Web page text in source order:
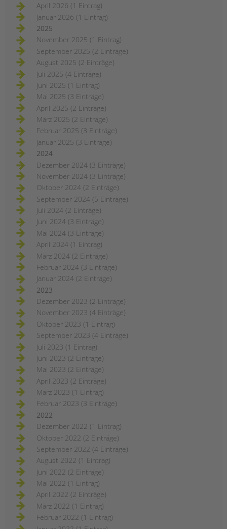
April 2026 (1 Eintrag)
Januar 2026 (1 Eintrag)
2025
November 2025 (1 Eintrag)
September 2025 (2 Einträge)
August 2025 (2 Einträge)
Juli 2025 (4 Einträge)
Juni 2025 (1 Eintrag)
Mai 2025 (3 Einträge)
April 2025 (2 Einträge)
März 2025 (2 Einträge)
Februar 2025 (3 Einträge)
Januar 2025 (3 Einträge)
2024
Dezember 2024 (3 Einträge)
November 2024 (3 Einträge)
Oktober 2024 (2 Einträge)
September 2024 (5 Einträge)
Juli 2024 (2 Einträge)
Juni 2024 (3 Einträge)
Mai 2024 (3 Einträge)
April 2024 (1 Eintrag)
März 2024 (2 Einträge)
Februar 2024 (3 Einträge)
Januar 2024 (2 Einträge)
2023
Dezember 2023 (2 Einträge)
November 2023 (4 Einträge)
Oktober 2023 (1 Eintrag)
September 2023 (4 Einträge)
Juli 2023 (1 Eintrag)
Juni 2023 (2 Einträge)
Mai 2023 (2 Einträge)
April 2023 (2 Einträge)
März 2023 (1 Eintrag)
Februar 2023 (3 Einträge)
2022
Dezember 2022 (1 Eintrag)
Oktober 2022 (2 Einträge)
September 2022 (4 Einträge)
August 2022 (1 Eintrag)
Juni 2022 (2 Einträge)
Mai 2022 (1 Eintrag)
April 2022 (2 Einträge)
März 2022 (1 Eintrag)
Februar 2022 (1 Eintrag)